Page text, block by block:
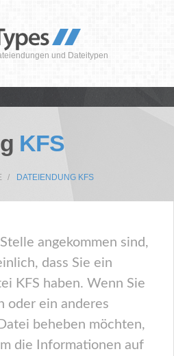
und Dateitypen
KFS
DATEIENDUNG KFS
angekommen sind,
dass Sie ein
KFS haben. Wenn Sie
oder ein anderes
beheben möchten,
die Informationen auf